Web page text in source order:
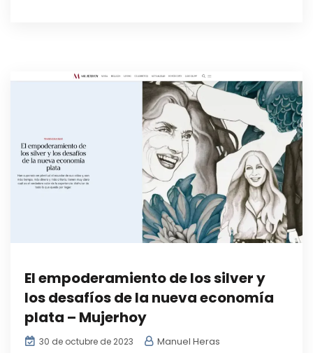
El empoderamiento de los silver y
los desafíos de la nueva economía
plata – Mujerhoy
30 de octubre de 2023
Manuel Heras